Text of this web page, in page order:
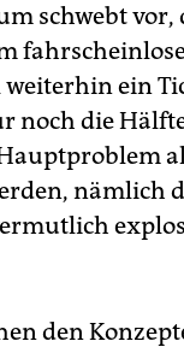
schwebt
ein
noch die
nämlich
den